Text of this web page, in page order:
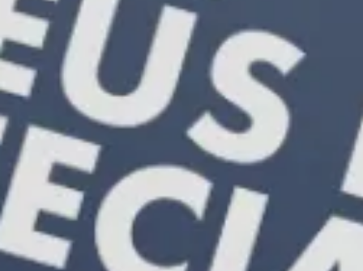
Proporcione aos novos membros
identidade, propósito e pertencimento.
Faça o download gratuito do Curso de
Membresia para sua igreja local.